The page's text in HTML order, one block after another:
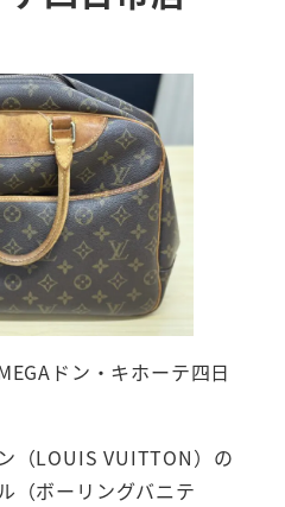
ドン・キホーテ四日
（LOUIS VUITTON）の
（ボーリングバニテ